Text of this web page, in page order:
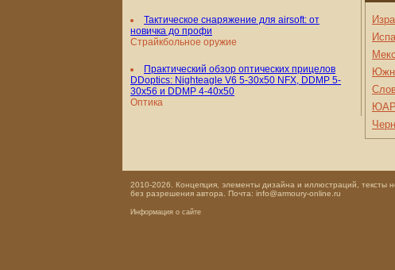
ЮАР
Тактическое снаряжение для airsoft: от
новичка до профи
Страйкбольное оружие
Практический обзор оптических прицелов
DDoptics: Nighteagle V6 5-30x50 NFX, DDMP 5-
30x56 и DDMP 4-40x50
Оптика
2010-2026. Концепция, элементы дизайна и иллюстраций, тексты
без разрешения автора. Почта: info@armoury-online.ru
Информация о сайте